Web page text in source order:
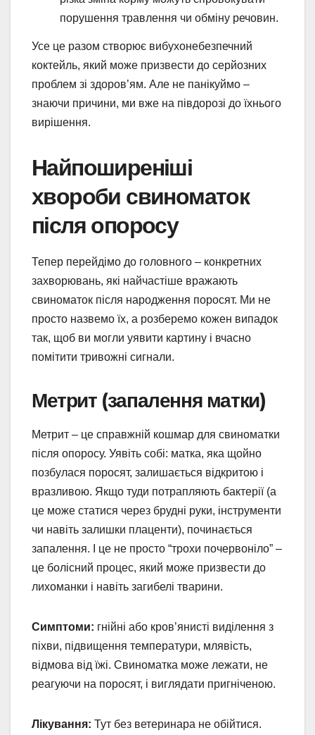
порушення травлення чи обміну речовин.
Усе це разом створює вибухонебезпечний
коктейль, який може призвести до серйозних
проблем зі здоров’ям. Але не панікуймо –
знаючи причини, ми вже на півдорозі до їхнього
вирішення.
Найпоширеніші
хвороби свиноматок
після опоросу
Тепер перейдімо до головного – конкретних
захворювань, які найчастіше вражають
свиноматок після народження поросят. Ми не
просто назвемо їх, а розберемо кожен випадок
так, щоб ви могли уявити картину і вчасно
помітити тривожні сигнали.
Метрит (запалення матки)
Метрит – це справжній кошмар для свиноматки
після опоросу. Уявіть собі: матка, яка щойно
позбулася поросят, залишається відкритою і
вразливою. Якщо туди потрапляють бактерії (а
це може статися через брудні руки, інструменти
чи навіть залишки плаценти), починається
запалення. І це не просто “трохи почервоніло” –
це болісний процес, який може призвести до
лихоманки і навіть загибелі тварини.
Симптоми: гнійні або кров’янисті виділення з
піхви, підвищення температури, млявість,
відмова від їжі. Свиноматка може лежати, не
реагуючи на поросят, і виглядати пригніченою.
Лікування: Тут без ветеринара не обійтися.